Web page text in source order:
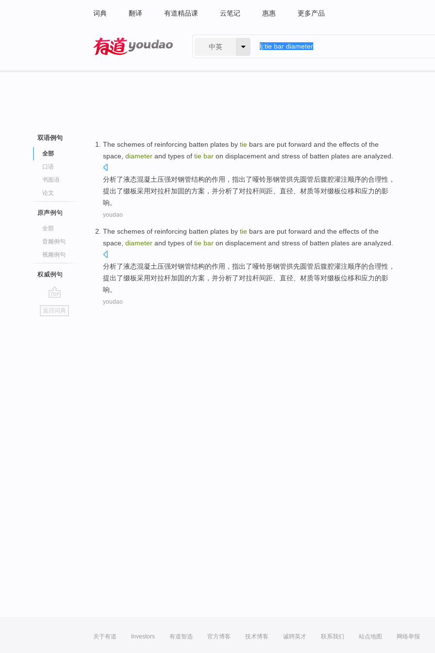
词典 翻译 有道精品课 云笔记 惠惠 更多产品
中英
双语例句
全部
口语
书面语
论文
原声例句
全部
音频例句
视频例句
权威例句
go
top
返回词典
The schemes of reinforcing batten plates by tie bars are put forward and the effects of the
space, diameter and types of tie bar on displacement and stress of batten plates are analyzed
分析了液态混凝土压强对钢管结构的作用 ，指出了哑铃形钢管拱先圆管后腹腔灌注顺序的合理性，
提出了缀板采用对拉杆加固的方案 ，并分析了对拉杆间距、 直径 、材质等对缀板位移和应力的影
响。
youdao
The schemes of reinforcing batten plates by tie bars are put forward and the effects of the
space, diameter and types of tie bar on displacement and stress of batten plates are analyzed
分析了液态混凝土压强对钢管结构的作用 ，指出了哑铃形钢管拱先圆管后腹腔灌注顺序的合理性，
提出了缀板采用对拉杆加固的方案 ，并分析了对拉杆间距、 直径 、材质等对缀板位移和应力的影
响。
youdao
关于有道 Investors 有道智选 官方博客 技术博客 诚聘英才 联系我们 站点地图 网络举报